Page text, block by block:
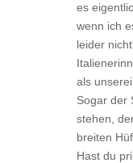
es
wenn ich
leider
als
Sogar der
stehen,
breiten
Hast du